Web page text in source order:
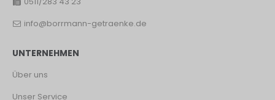
info@borrmann-getraenke.de
UNTERNEHMEN
Über uns
Unser Service